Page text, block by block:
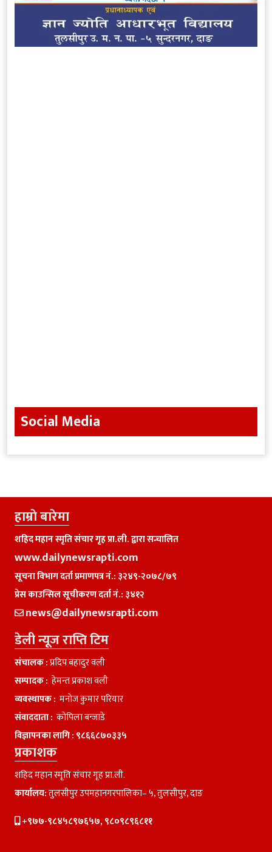
Social Media
हाम्राे बारेमा
शहिद महान स्मृति संचार गृह प्रा.ली. द्वारा सन्चालित
www.dailynewsrapti.com
सूचना विभाग दर्ता प्रमाणपत्र नं.: ३२४९-२०७८/७९
प्रेस काउन्सिल सूचीकरण दर्ता नं.: ३४१२
news@dailynewsrapti.com
डेली न्यूज राप्ति टिम
संचालक :प्रदिप बहादुर वली
सम्पादक : हेमन्त प्रकाश वली
व्यवस्थापक : मनाेज कुमार परियार
संवाददाता : काेपिला बन्जाडे
विज्ञापनका लागि : ९८६६८७०३३५
प्रकाशक
शहिद महान स्मृति संचार गृह प्रा.ली.
कार्यालय:तुलसीपुर उपमहानगरपालिका– ५, तुलसीपुर, दाङ
+९७७-९८४५८९७६५७, ९८०९८९६८११